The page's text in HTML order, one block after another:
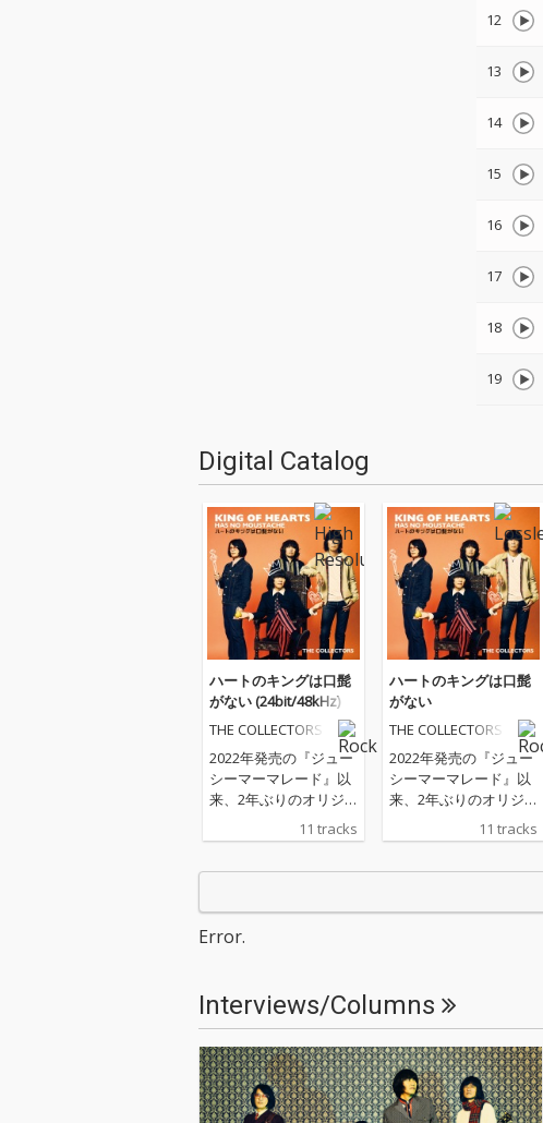
12
13
14
15
16
17
18
19
Digital Catalog
ハートのキングは口髭
がない (24bit/48kHz)
THE COLLECTORS
2022年発売の『ジュー
シーマーマレード』以
来、2年ぶりのオリジ
ナルアルバムをリリー
ス!全11曲を収録。
11 tracks
ハートのキングは口髭
がない
THE COLLECTORS
2022年発売の『ジュー
シーマーマレード』以
来、2年ぶりのオリジ
ナルアルバムをリリー
ス!全11曲を収録。
11 tracks
Error.
Interviews/Columns